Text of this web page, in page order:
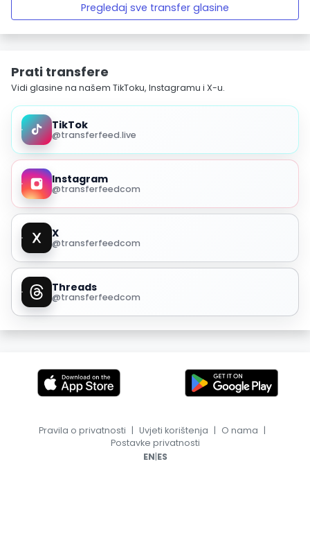
Pregledaj sve transfer glasine
Prati transfere
Vidi glasine na našem TikToku, Instagramu i X-u.
TikTok
@transferfeed.live
Instagram
@transferfeedcom
X
@transferfeedcom
Threads
@transferfeedcom
Pravila o privatnosti | Uvjeti korištenja | O nama |
Postavke privatnosti
EN|ES